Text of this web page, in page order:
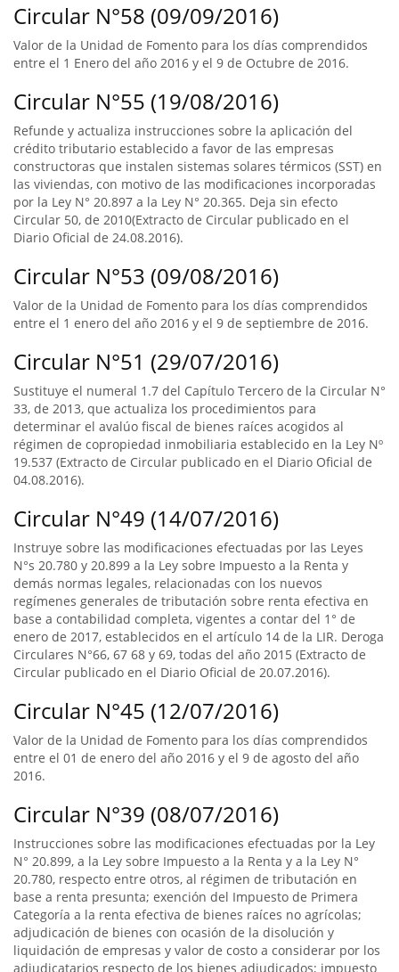
Circular N°58 (09/09/2016)
Valor de la Unidad de Fomento para los días comprendidos
entre el 1 Enero del año 2016 y el 9 de Octubre de 2016.
Circular N°55 (19/08/2016)
Refunde y actualiza instrucciones sobre la aplicación del
crédito tributario establecido a favor de las empresas
constructoras que instalen sistemas solares térmicos (SST) en
las viviendas, con motivo de las modificaciones incorporadas
por la Ley N° 20.897 a la Ley N° 20.365. Deja sin efecto
Circular 50, de 2010(Extracto de Circular publicado en el
Diario Oficial de 24.08.2016).
Circular N°53 (09/08/2016)
Valor de la Unidad de Fomento para los días comprendidos
entre el 1 enero del año 2016 y el 9 de septiembre de 2016.
Circular N°51 (29/07/2016)
Sustituye el numeral 1.7 del Capítulo Tercero de la Circular N°
33, de 2013, que actualiza los procedimientos para
determinar el avalúo fiscal de bienes raíces acogidos al
régimen de copropiedad inmobiliaria establecido en la Ley Nº
19.537 (Extracto de Circular publicado en el Diario Oficial de
04.08.2016).
Circular N°49 (14/07/2016)
Instruye sobre las modificaciones efectuadas por las Leyes
N°s 20.780 y 20.899 a la Ley sobre Impuesto a la Renta y
demás normas legales, relacionadas con los nuevos
regímenes generales de tributación sobre renta efectiva en
base a contabilidad completa, vigentes a contar del 1° de
enero de 2017, establecidos en el artículo 14 de la LIR. Deroga
Circulares N°66, 67 68 y 69, todas del año 2015 (Extracto de
Circular publicado en el Diario Oficial de 20.07.2016).
Circular N°45 (12/07/2016)
Valor de la Unidad de Fomento para los días comprendidos
entre el 01 de enero del año 2016 y el 9 de agosto del año
2016.
Circular N°39 (08/07/2016)
Instrucciones sobre las modificaciones efectuadas por la Ley
N° 20.899, a la Ley sobre Impuesto a la Renta y a la Ley N°
20.780, respecto entre otros, al régimen de tributación en
base a renta presunta; exención del Impuesto de Primera
Categoría a la renta efectiva de bienes raíces no agrícolas;
adjudicación de bienes con ocasión de la disolución y
liquidación de empresas y valor de costo a considerar por los
adjudicatarios respecto de los bienes adjudicados; impuesto